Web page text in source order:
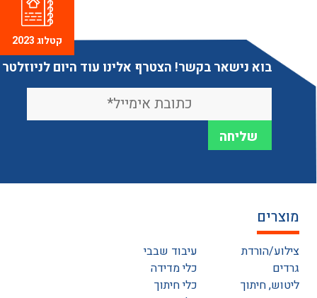
בוא נישאר בקשר! הצטרף אלינו עוד היום לניוזלטר
מוצרים
צילוע/הורדת
גרדים
ליטוש, חיתוך
עיבוד שבבי
כלי מדידה
כלי חיתוך
קטלוג 2023